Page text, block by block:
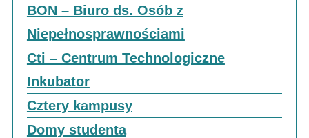
BON – Biuro ds. Osób z
Niepełnosprawnościami
Cti – Centrum Technologiczne
Inkubator
Cztery kampusy
Domy studenta